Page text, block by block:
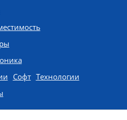
Софт Технологии